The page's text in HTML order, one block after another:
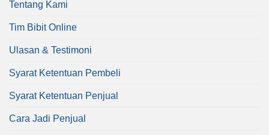
Tentang Kami
Tim Bibit Online
Ulasan & Testimoni
Syarat Ketentuan Pembeli
Syarat Ketentuan Penjual
Cara Jadi Penjual